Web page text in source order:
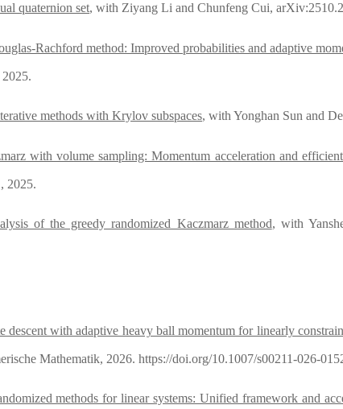
ual quaternion set, with Ziyang Li and Chunfeng Cui,
Rachford method: Improved probabilities and adaptive
methods with Krylov subspaces, with Yonghan Sun and
with volume sampling: Momentum acceleration and
2025.
of the greedy randomized Kaczmarz method, with
descent with adaptive heavy ball momentum for linearly
Mathematik, 2026. https://doi.org/10.1007/s00211-026-
methods for linear systems: Unified framework and